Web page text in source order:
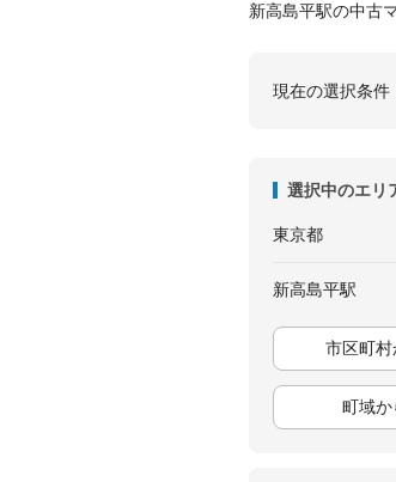
新高島平駅の中古
現在の選択条件
選択中のエリ
東京都
新高島平駅
市区町
町域か